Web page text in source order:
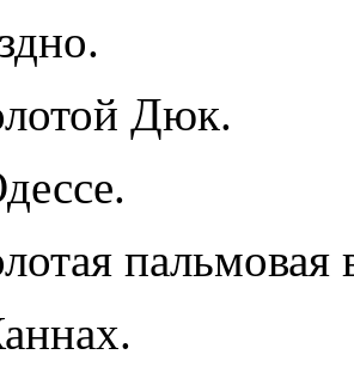
Дюк.
пальмовая